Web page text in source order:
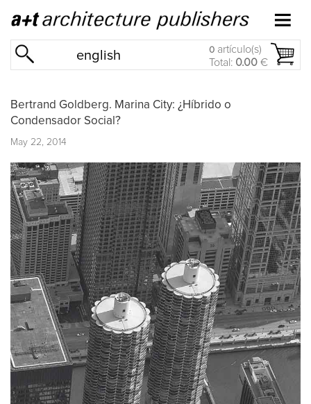
english 0 artículo(s)
Total: 0.00 €
Bertrand Goldberg. Marina City: ¿Híbrido o
Condensador Social?
May 22, 2014